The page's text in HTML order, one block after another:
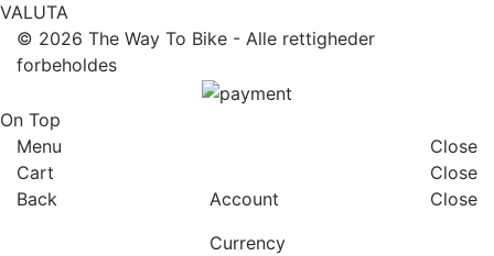
VALUTA
© 2026 The Way To Bike - Alle rettigheder
forbeholdes
On Top
Menu
Close
Cart
Close
Back
Account
Close
Currency